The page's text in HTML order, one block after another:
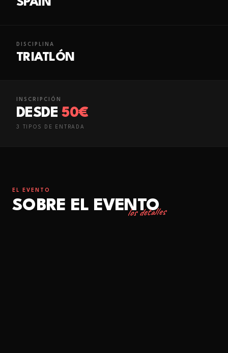
SPAIN
DISCIPLINA
TRIATLÓN
INSCRIPCIÓN
DESDE 50€
3 TIPO S DE ENTRADA
EL EVENTO
SOBRE EL EVENTO
los detalles